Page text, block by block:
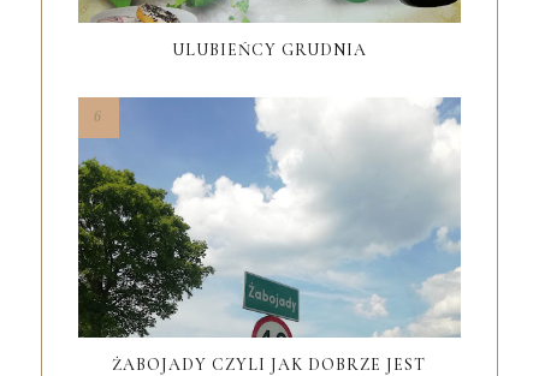
ULUBIEŃCY GRUDNIA
ŻABOJADY CZYLI JAK DOBRZE JEST